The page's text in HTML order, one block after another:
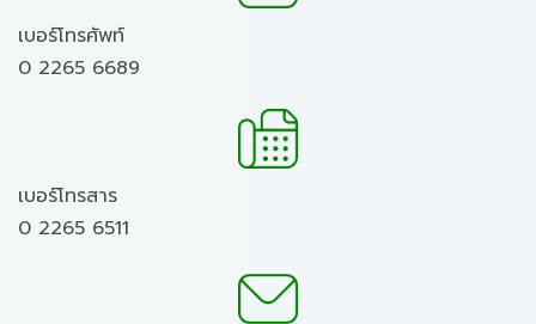
เบอร์โทรศัพท์
0 2265 6689
เบอร์โทรสาร
0 2265 6511